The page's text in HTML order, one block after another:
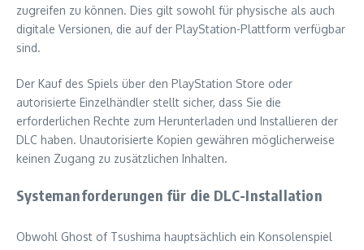
zugreifen zu können. Dies gilt sowohl für physische als auch
digitale Versionen, die auf der PlayStation-Plattform verfügbar
sind.
Der Kauf des Spiels über den PlayStation Store oder
autorisierte Einzelhändler stellt sicher, dass Sie die
erforderlichen Rechte zum Herunterladen und Installieren der
DLC haben. Unautorisierte Kopien gewähren möglicherweise
keinen Zugang zu zusätzlichen Inhalten.
Systemanforderungen für die DLC-Installation
Obwohl Ghost of Tsushima hauptsächlich ein Konsolenspiel